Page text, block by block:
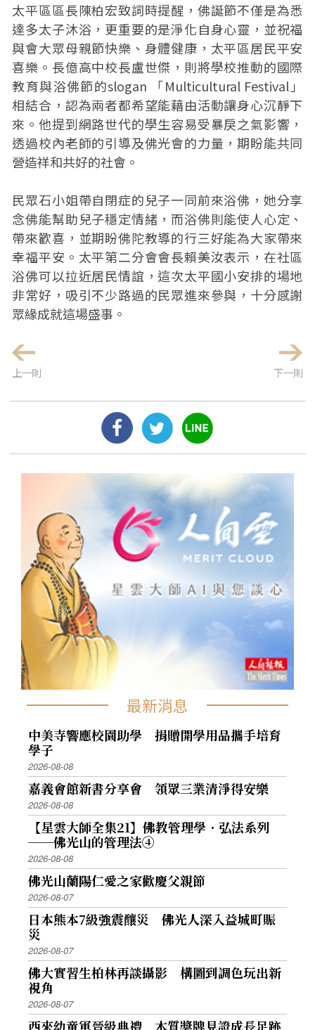
太平區區長陳柏宏致詞時提醒，佛誕節不僅是為悉
達多太子沐浴，更重要的是淨化自身心靈，並祝福
與會大眾母親節快樂、身體健康，太平區居民平安
喜樂。長億高中校長盧世傑，則將學校推動的國際
教育與浴佛節的slogan 「Multicultural Festival」
相結合，認為兩者都希望能藉由活動讓身心沉靜下
來。他提到網路世代的學生容易受暴戾之氣影響，
透過校內老師的引導及佛光會的力量，期盼能共同
營造祥和共好的社會。
民眾石小姐帶自閉症的兒子一同前來浴佛，她分享
念佛能幫助兒子穩定情緒，而浴佛則能使人心定、
帶來歡喜，並期盼佛陀教導的行三好能為大家帶來
幸福平安。太平第二分會會長賴美汝表示，在社區
浴佛可以拉近居民情誼，這次太平國小安排的場地
非常好，吸引不少路過的民眾進來參與，十分感謝
眾緣成就這場盛事。
上一則 下一則
最新消息
中美寺響應校園助學 捐贈開學用品攜手培育
學子
2026-08-08
嘉義會館新書分享會 領眾三業清淨得安樂
2026-08-08
【星雲大師全集21】佛教管理學．弘法系列
──佛光山的管理法④
2026-08-08
佛光山蘭陽仁愛之家歡慶父親節
2026-08-07
日本熊本7級強震釀災 佛光人深入益城町賑
災
2026-08-07
佛大實習生柏林再談攝影 構圖到調色玩出新
視角
2026-08-07
西來幼童軍晉級典禮 木質獎牌見證成長足跡